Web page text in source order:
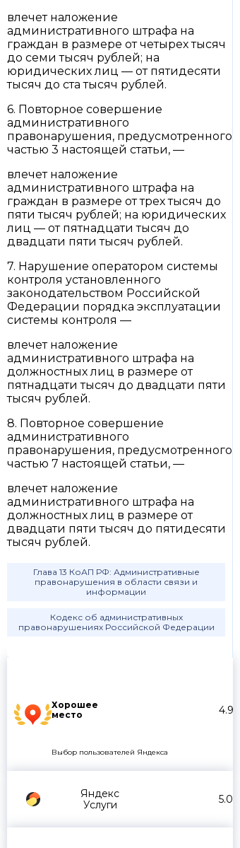
Хорошее
место
4.9
Выбор пользователей Яндекса
Яндекс
Услуги
5.0
влечет наложение
административного штрафа на
граждан в размере от четырех тысяч
до семи тысяч рублей; на
юридических лиц — от пятидесяти
тысяч до ста тысяч рублей.
6. Повторное совершение
административного
правонарушения, предусмотренного
частью 3 настоящей статьи, —
влечет наложение
административного штрафа на
граждан в размере от трех тысяч до
пяти тысяч рублей; на юридических
лиц — от пятнадцати тысяч до
двадцати пяти тысяч рублей.
7. Нарушение оператором системы
контроля установленного
законодательством Российской
Федерации порядка эксплуатации
системы контроля —
влечет наложение
административного штрафа на
должностных лиц в размере от
пятнадцати тысяч до двадцати пяти
тысяч рублей.
8. Повторное совершение
административного
правонарушения, предусмотренного
частью 7 настоящей статьи, —
влечет наложение
административного штрафа на
должностных лиц в размере от
двадцати пяти тысяч до пятидесяти
тысяч рублей.
Глава 13 КоАП РФ: Административные
правонарушения в области связи и
информации
Кодекс об административных
правонарушениях Российской Федерации